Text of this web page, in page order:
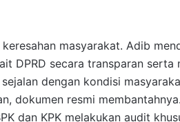
masyarakat. Adib
DPRD secara transparan serta
dengan kondisi
dokumen resmi
dan KPK melakukan audit